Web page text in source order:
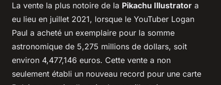
La vente la plus notoire de la Pikachu Illustrator a
eu lieu en juillet 2021, lorsque le YouTuber Logan
Paul a acheté un exemplaire pour la somme
astronomique de 5,275 millions de dollars, soit
environ 4,477,146 euros. Cette vente a non
seulement établi un nouveau record pour une carte